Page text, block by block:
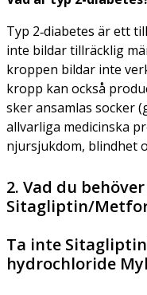
Typ 2‑diabetes är ett
inte bildar tillräcklig
kroppen bildar inte
kropp kan också
sker ansamlas socker
allvarliga medicinska
njursjukdom, blindhet
2. Vad du
Sitagliptin/
Ta inte
hydrochloride